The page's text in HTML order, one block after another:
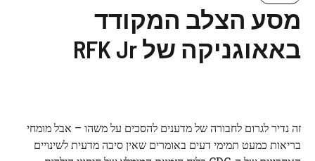
מסע הצלב המקודד
באאוגניקה של RFK Jr
זה נדיר לגרום לחבורה של מדענים להסכים על משהו – אבל מומחי
בריאות כמעט תמימי דעים באומרים שאין סיבה מדעית לשינויים